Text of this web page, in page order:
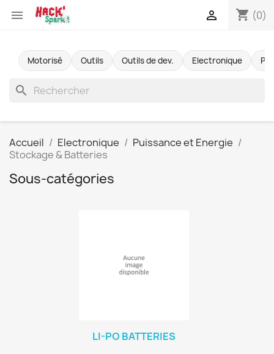
 shopping_cart (0)

Motorisé Outils Outils de dev. Electronique
search
Accueil Electronique
Puissance et Energie
Stockage & Batteries
Sous-catégories
LI-PO BATTERIES